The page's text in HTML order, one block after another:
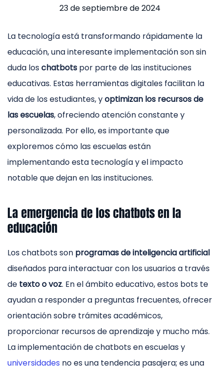
23 de septiembre de 2024
La tecnología está transformando rápidamente la
educación, una interesante implementación son sin
duda loschatbots por parte de las instituciones
educativas. Estas herramientas digitales facilitan la
vida de los estudiantes, yoptimizan los recursos de
las escuelas, ofreciendo atención constante y
personalizada. Por ello, es importante que
exploremos cómo las escuelas están
implementando esta tecnología y el impacto
notable que dejan en las instituciones.
La emergencia de los chatbots en la
educación
Los chatbots son programas de inteligencia artificial
diseñados para interactuar con los usuarios a través
de texto o voz. En el ámbito educativo, estos bots te
ayudan a responder a preguntas frecuentes, ofrecer
orientación sobre trámites académicos,
proporcionar recursos de aprendizaje y mucho más.
La implementación de chatbots en escuelas y
universidades no es una tendencia pasajera; es una